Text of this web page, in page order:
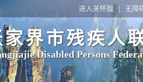
进入关怀版 无障
家界市残疾人
Disabled Persons